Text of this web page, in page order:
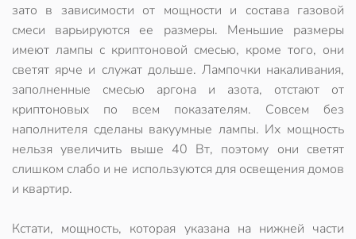
зато в зависимости от мощности и состава газовой
смеси варьируются ее размеры. Меньшие размеры
имеют лампы с криптоновой смесью, кроме того, они
светят ярче и служат дольше. Лампочки накаливания,
заполненные смесью аргона и азота, отстают от
криптоновых по всем показателям. Совсем без
наполнителя сделаны вакуумные лампы. Их мощность
нельзя увеличить выше 40 Вт, поэтому они светят
слишком слабо и не используются для освещения домов
и квартир.
Кстати, мощность, которая указана на нижней части